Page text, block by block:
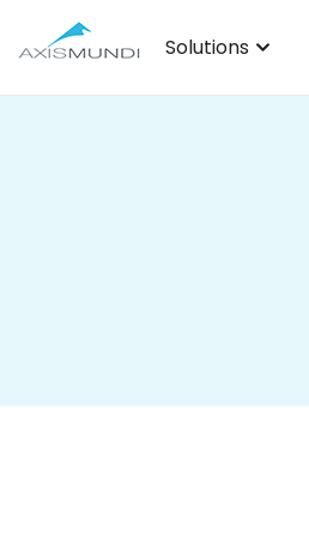
Solutions